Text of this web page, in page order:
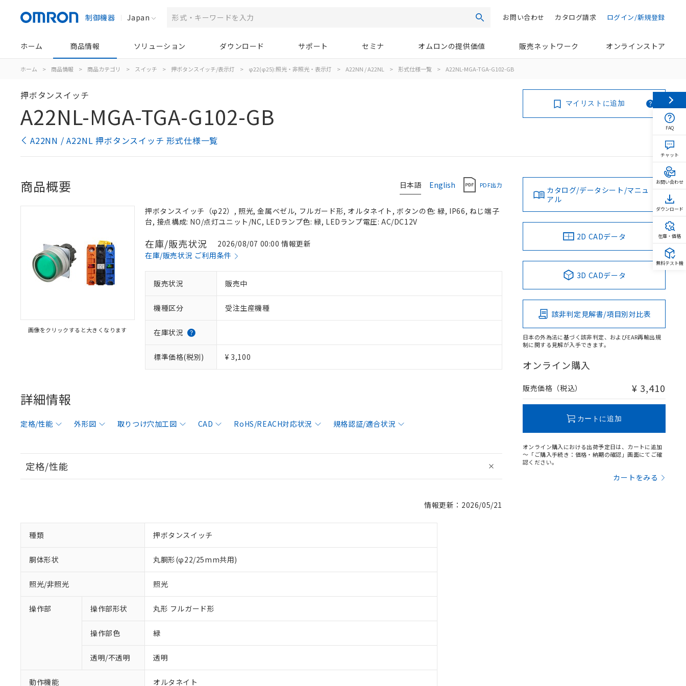
制御機器 Japan 検索 ログイン/新規登録
カタログ請求
お問い合わせ
ホーム 商品情報 ソリューション ダウンロード サポート セミナ オムロンの提供価値 販売ネットワーク オンラインストア
ホーム > 商品情報 > 商品カテゴリ > スイッチ > 押ボタンスイッチ/表示灯 > φ22(φ25):照光・非照光・表示灯 > A22NN / A22NL > 形式仕様一覧 > A22NL-MGA-TGA-G102-GB
押ボタンスイッチ
A22NL-MGA-TGA-G102-GB
A22NN / A22NL 押ボタンスイッチ 形式仕様一覧
マイリストに追加
日本語 English PDF出力
商品概要
画像をクリックすると大きくなります
押ボタンスイッチ（φ22）, 照光, 金属ベゼル, フルガード形, オルタネイト, ボタンの色: 緑, IP66, ねじ端子
台, 接点構成: NO/点灯ユニット/NC, LEDランプ色: 緑, LEDランプ電圧: AC/DC12V
在庫/販売状況
2026/08/07 00:00 情報更新
在庫/販売状況 ご利用条件
販売状況 販売中
機種区分 受注生産機種
在庫状況
標準価格(税別) ¥ 3,100
詳細情報
定格/性能 外形図 取りつけ穴加工図 CAD RoHS/REACH対応状況 規格認証/適合状況
定格/性能
情報更新：2026/05/21
種類 押ボタンスイッチ
胴体形状 丸胴形(φ22/25mm共用)
照光/非照光 照光
操作部 操作部形状 丸形 フルガード形
操作部色 緑
透明/不透明 透明
動作機能 オルタネイト
カタログ/データシート/マニュ
アル
2D CADデータ
3D CADデータ
該非判定見解書/項目別対比表
日本の外為法に基づく該非判定、およびEAR再輸出規
制に関する見解が入手できます。
オンライン購入
販売価格（税込） ¥ 3,410
カートに追加
オンライン購入における出荷予定日は、カートに追加
～「ご購入手続き：価格・納期の確認」画面にてご確
認ください。
カートをみる
FAQ
チャット
お問い合わせ
ダウンロード
在庫・価格
無料テスト機